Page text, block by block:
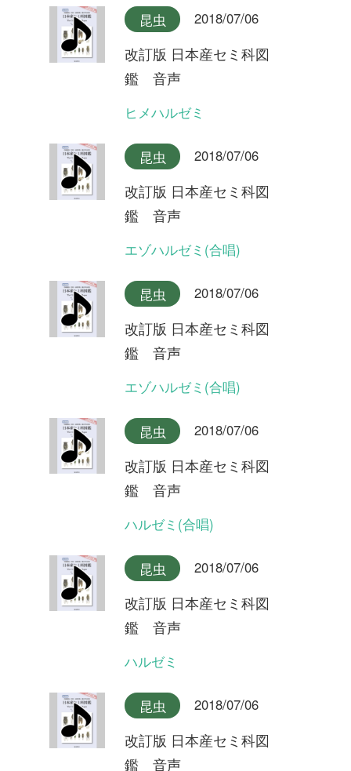
昆虫 2018/07/06
改訂版 日本産セミ科図
鑑 音声
改訂版 日本産セミ科図
鑑 音声
クマゼミ
昆虫 2018/07/06
改訂版 日本産セミ科図
鑑 音声
スジアカクマゼミ
改訂版 日本産セミ科図
鑑 音声
キュウシュウエゾゼミ本州産
昆虫 2018/07/06
鑑 音声
キュウシュウエゾゼミ九州産
昆虫 2018/07/06
改訂版 日本産セミ科図
昆虫 2018/07/06
改訂版 日本産セミ科図
鑑 音声